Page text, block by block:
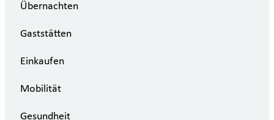
Übernachten
Gaststätten
Einkaufen
Mobilität
Gesundheit